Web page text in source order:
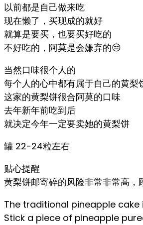
以前都是自己做来吃
现在懒了，买现成的就好
就算是要买，也要买好吃的
不好吃的，阿莫是会嫌弃的😒
当然口味很个人的
每个人的心中都有属于自己的黄梨
这家的黄梨饼很合阿莫的口味
去年新年前吃到后
就决定今年一定要卖她的黄梨饼
罐 22-24粒左右
贴心提醒
黄梨饼邮寄碎的风险非常非常高
The traditional pineapple
Stick a piece of pineapple